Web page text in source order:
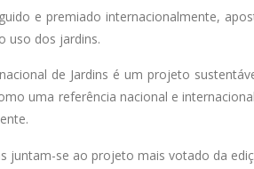
e premiado internacionalmente,
uso dos jardins.
de Jardins é um projeto
uma referência nacional e
juntam-se ao projeto mais votado da